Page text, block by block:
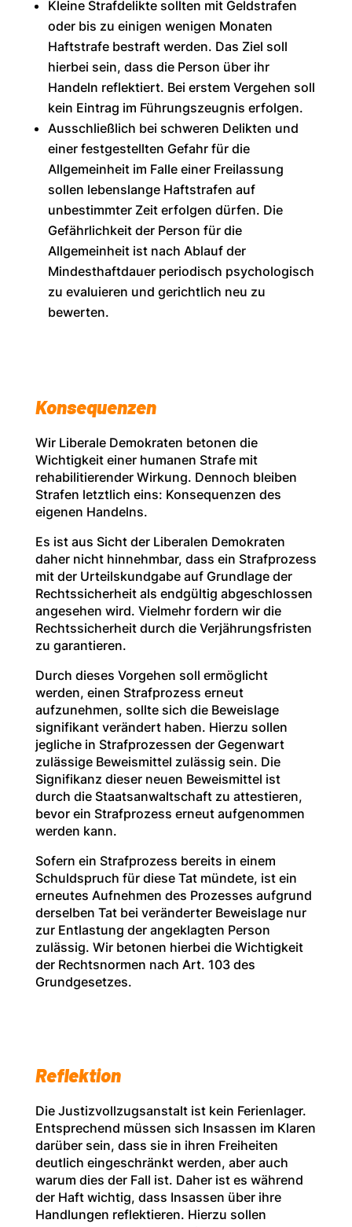
Kleine Strafdelikte sollten mit Geldstrafen
oder bis zu einigen wenigen Monaten
Haftstrafe bestraft werden. Das Ziel soll
hierbei sein, dass die Person über ihr
Handeln reflektiert. Bei erstem Vergehen soll
kein Eintrag im Führungszeugnis erfolgen.
Ausschließlich bei schweren Delikten und
einer festgestellten Gefahr für die
Allgemeinheit im Falle einer Freilassung
sollen lebenslange Haftstrafen auf
unbestimmter Zeit erfolgen dürfen. Die
Gefährlichkeit der Person für die
Allgemeinheit ist nach Ablauf der
Mindesthaftdauer periodisch psychologisch
zu evaluieren und gerichtlich neu zu
bewerten.
Konsequenzen
Wir Liberale Demokraten betonen die
Wichtigkeit einer humanen Strafe mit
rehabilitierender Wirkung. Dennoch bleiben
Strafen letztlich eins: Konsequenzen des
eigenen Handelns.
Es ist aus Sicht der Liberalen Demokraten
daher nicht hinnehmbar, dass ein Strafprozess
mit der Urteilskundgabe auf Grundlage der
Rechtssicherheit als endgültig abgeschlossen
angesehen wird. Vielmehr fordern wir die
Rechtssicherheit durch die Verjährungsfristen
zu garantieren.
Durch dieses Vorgehen soll ermöglicht
werden, einen Strafprozess erneut
aufzunehmen, sollte sich die Beweislage
signifikant verändert haben. Hierzu sollen
jegliche in Strafprozessen der Gegenwart
zulässige Beweismittel zulässig sein. Die
Signifikanz dieser neuen Beweismittel ist
durch die Staatsanwaltschaft zu attestieren,
bevor ein Strafprozess erneut aufgenommen
werden kann.
Sofern ein Strafprozess bereits in einem
Schuldspruch für diese Tat mündete, ist ein
erneutes Aufnehmen des Prozesses aufgrund
derselben Tat bei veränderter Beweislage nur
zur Entlastung der angeklagten Person
zulässig. Wir betonen hierbei die Wichtigkeit
der Rechtsnormen nach Art. 103 des
Grundgesetzes.
Reflektion
Die Justizvollzugsanstalt ist kein Ferienlager.
Entsprechend müssen sich Insassen im Klaren
darüber sein, dass sie in ihren Freiheiten
deutlich eingeschränkt werden, aber auch
warum dies der Fall ist. Daher ist es während
der Haft wichtig, dass Insassen über ihre
Handlungen reflektieren. Hierzu sollen